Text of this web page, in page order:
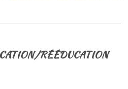
RÉÉDUCATION